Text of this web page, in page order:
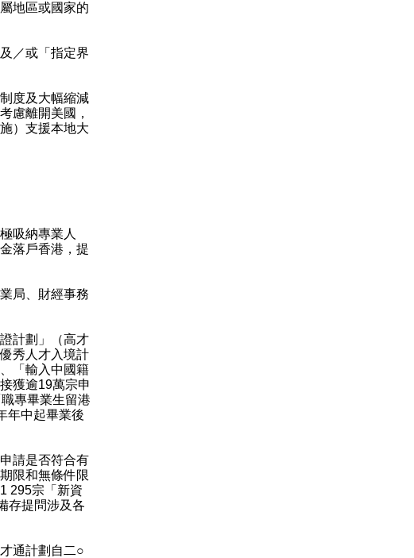
地區或國家的
／或「指定界
度及大幅縮減
慮離開美國，
）支援本地大
吸納專業人
落戶香港，提
局、財經事務
計劃」（高才
秀人才入境計
「輸入中國籍
獲逾19萬宗申
專畢業生留港
年中起畢業後
請是否符合有
限和無條件限
295宗「新資
存提問涉及各
通計劃自二○